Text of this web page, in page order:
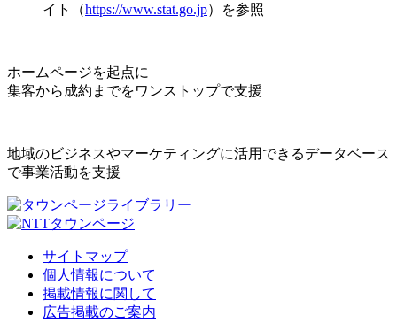
イト（https://www.stat.go.jp）を参照
ホームページを起点に
集客から成約までをワンストップで支援
地域のビジネスやマーケティングに活用できるデータベース
で事業活動を支援
サイトマップ
個人情報について
掲載情報に関して
広告掲載のご案内